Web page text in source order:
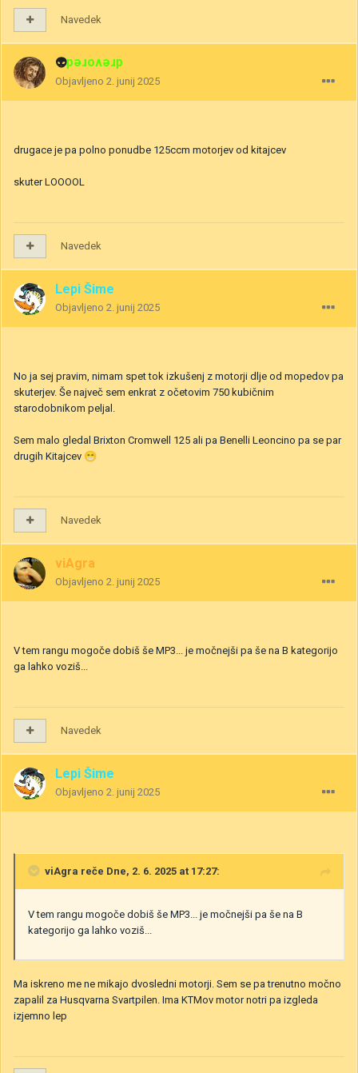
Navedek
👽drevored
Objavljeno 2. junij 2025
drugace je pa polno ponudbe 125ccm motorjev od kitajcev
skuter LOOOOL
Navedek
Lepi Šime
Objavljeno 2. junij 2025
No ja sej pravim, nimam spet tok izkušenj z motorji dlje od mopedov pa
skuterjev. Še največ sem enkrat z očetovim 750 kubičnim
starodobnikom peljal.
Sem malo gledal Brixton Cromwell 125 ali pa Benelli Leoncino pa se par
drugih Kitajcev 😁
Navedek
viAgra
Objavljeno 2. junij 2025
V tem rangu mogoče dobiš še MP3... je močnejši pa še na B kategorijo
ga lahko voziš...
Navedek
Lepi Šime
Objavljeno 2. junij 2025
viAgra reče Dne, 2. 6. 2025 at 17:27:
V tem rangu mogoče dobiš še MP3... je močnejši pa še na B
kategorijo ga lahko voziš...
Ma iskreno me ne mikajo dvosledni motorji. Sem se pa trenutno močno
zapalil za Husqvarna Svartpilen. Ima KTMov motor notri pa izgleda
izjemno lep